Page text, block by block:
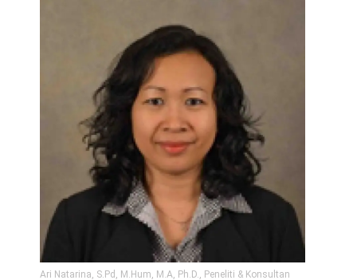
Ari Natarina, S.Pd, M.Hum, M.A, Ph.D., Peneliti & Konsultan